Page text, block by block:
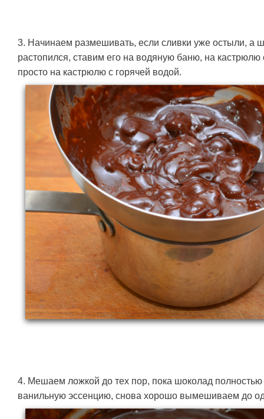
3. Начинаем размешивать, если сливки уже остыли, а
растопился, ставим его на водяную баню, на
просто на кастрюлю с горячей водой.
4. Мешаем ложкой до тех пор, пока шоколад полностью
ванильную эссенцию, снова хорошо вымешиваем до